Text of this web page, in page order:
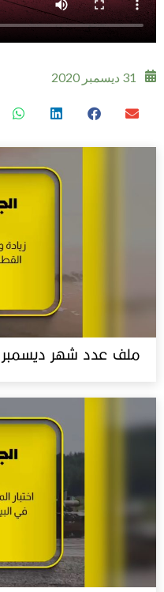
31 ديسمبر 2020
ملف عدد شهر ديسمبر 2023